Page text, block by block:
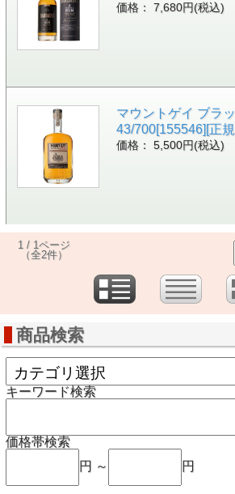
価格： 7,680円(税込)
マウントゲイ ブラ
43/700[155546][正
価格： 5,500円(税込)
1 / 1ページ
（全2件）
商品検索
キーワード検索
価格帯検索
円 ～
円